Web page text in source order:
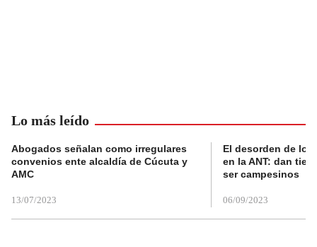
Lo más leído
Abogados señalan como irregulares
convenios ente alcaldía de Cúcuta y
AMC
13/07/2023
El desorden de
en la ANT: dan
ser campesinos
06/09/2023